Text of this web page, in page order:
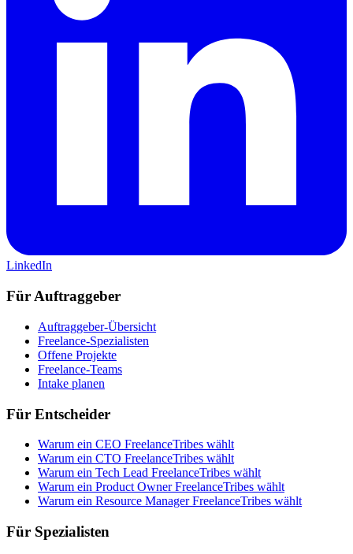
LinkedIn
Für Auftraggeber
Auftraggeber-Übersicht
Freelance-Spezialisten
Offene Projekte
Freelance-Teams
Intake planen
Für Entscheider
Warum ein CEO FreelanceTribes wählt
Warum ein CTO FreelanceTribes wählt
Warum ein Tech Lead FreelanceTribes wählt
Warum ein Product Owner FreelanceTribes wählt
Warum ein Resource Manager FreelanceTribes wählt
Für Spezialisten